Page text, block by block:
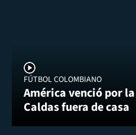
FÚTBOL COLOMBIANO
América venció por
Caldas fuera de casa